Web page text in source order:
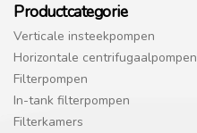
Productcategorie
Verticale insteekpompen
Horizontale centrifugaalpompen
Filterpompen
In-tank filterpompen
Filterkamers